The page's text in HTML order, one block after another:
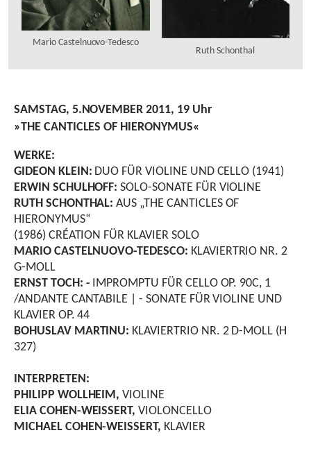
Mario Castelnuovo-Tedesco
Ruth Schonthal
SAMSTAG, 5.NOVEMBER2011, 19Uhr
»THE CANTICLES OF H IERONYMUS«
WERKE:
GIDEON KLEIN : DUO FÜR VIOLINE UND CELLO (1941)
ERWIN SCHULHOFF:SOLO-SONATE FÜR VIOLINE
RUTH SCHONTHAL:AUS „THE CANTICLES OF
H IERONYMUS“
(1986) C RÉATION FÜR KLAVIER SOLO
MARIO CASTELNUOVO-TEDESCO: KLAVIERTRIO N R. 2
G-MOLL
ERNST TOCH : - IMPROMPTU FÜR CELLO OP. 90C, 1
/ANDANTE CANTABILE | - SONATE FÜR VIOLINE UND
KLAVIER OP. 44
BOHUSLAV MARTINU: KLAVIERTRIO NR. 2 D-MOLL (H
327)
NTERPRETEN :
P HILIPP WOLLHEIM ,VIOLINE
ELIA COHEN-WEISSERT,VIOLONCELLO
M ICHAEL COHEN-WEISSERT, KLAVIER